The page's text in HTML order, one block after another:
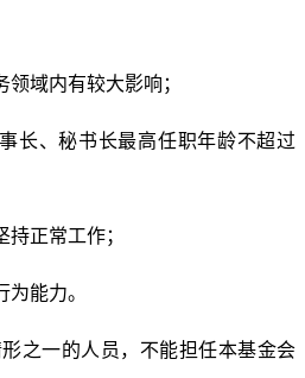
领域内有较大影响；
长、秘书长最高任职年龄不超过
持正常工作；
为能力。
之一的人员，不能担任本基金会